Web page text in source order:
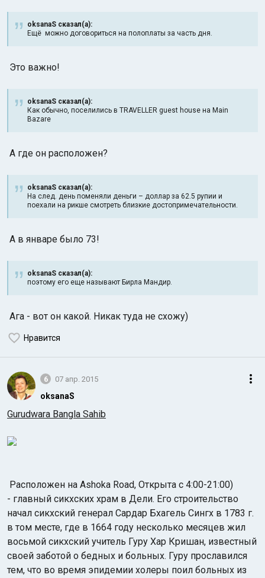
oksanaS сказал(а):
Ещё можно договориться на полоплаты за часть дня.
Это важно!
oksanaS сказал(а):
Как обычно, поселились в TRAVELLER guest house на Main
Bazarе
А где он расположен?
oksanaS сказал(а):
На след. день поменяли деньги – доллар за 62.5 рупии и
поехали на рикше смотреть близкие достопримечательности.
А в январе было 73!
oksanaS сказал(а):
поэтому его еще называют Бирла Мандир.
Ага - вот он какой. Никак туда не схожу)
Нравится
6 07 апр. 2015
oksanaS
Gurudwara Bangla Sahib
Расположен на Ashoka Road, Открыта с 4:00-21:00)
- главный сикхских храм в Дели. Его строительство
начал сикхский генерал Сардар Бхагель Сингх в 1783 г.
в том месте, где в 1664 году несколько месяцев жил
восьмой сикхский учитель Гуру Хар Кришан, известный
своей заботой о бедных и больных. Гуру прославился
тем, что во время эпидемии холеры поил больных из